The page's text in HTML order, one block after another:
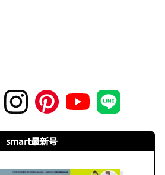
smart最新号